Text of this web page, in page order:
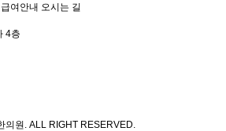
여안내 오시는 길
4층
원. ALL RIGHT RESERVED.